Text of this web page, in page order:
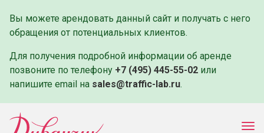
Вы можете арендовать данный сайт и получать с него
обращения от потенциальных клиентов.
Для получения подробной информации об аренде
позвоните по телефону +7 (495) 445-55-02 или
напишите email на sales@traffic-lab.ru.